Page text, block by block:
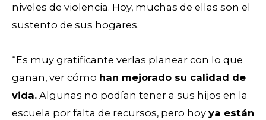
niveles de violencia. Hoy, muchas de ellas son el
sustento de sus hogares.
“Es muy gratificante verlas planear con lo que
ganan, ver cómo han mejorado su calidad de
vida. Algunas no podían tener a sus hijos en la
escuela por falta de recursos, pero hoy ya están